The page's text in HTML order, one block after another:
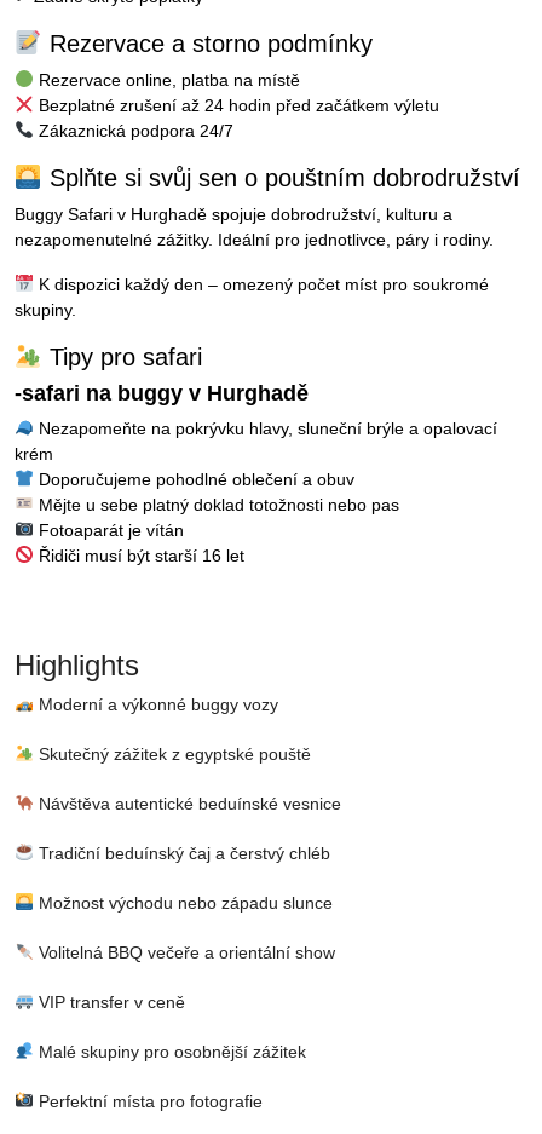
Rezervace a storno podmínky
Rezervace online, platba na místě
Bezplatné zrušení až 24 hodin před začátkem výletu
Zákaznická podpora 24/7
Splňte si svůj sen o pouštním dobrodružství
Buggy Safari v Hurghadě spojuje dobrodružství, kulturu a
nezapomenutelné zážitky. Ideální pro jednotlivce, páry i rodiny.
K dispozici každý den – omezený počet míst pro soukromé
skupiny.
Tipy pro safari
-safari na buggy v Hurghadě
Nezapomeňte na pokrývku hlavy, sluneční brýle a opalovací
krém
Doporučujeme pohodlné oblečení a obuv
Mějte u sebe platný doklad totožnosti nebo pas
Fotoaparát je vítán
Řidiči musí být starší 16 let
Highlights
Moderní a výkonné buggy vozy
Skutečný zážitek z egyptské pouště
Návštěva autentické beduínské vesnice
Tradiční beduínský čaj a čerstvý chléb
Možnost východu nebo západu slunce
Volitelná BBQ večeře a orientální show
VIP transfer v ceně
Malé skupiny pro osobnější zážitek
Perfektní místa pro fotografie